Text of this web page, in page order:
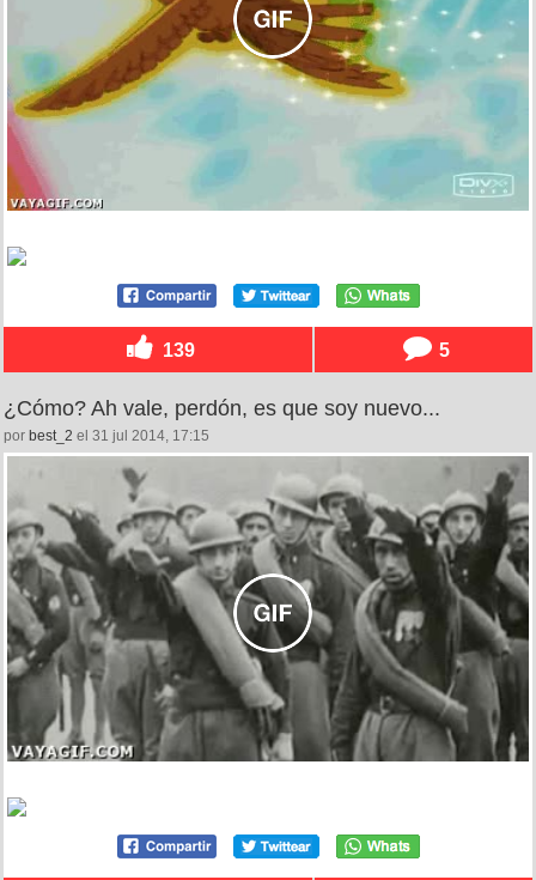
139 5
¿Cómo? Ah vale, perdón, es que soy nuevo...
por best_2 el 31 jul 2014, 17:15